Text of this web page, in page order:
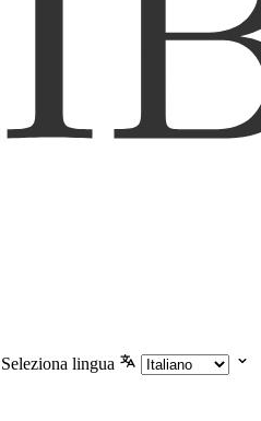
Seleziona lingua